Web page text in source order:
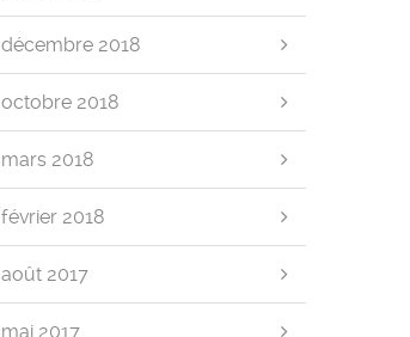
décembre 2018
octobre 2018
mars 2018
février 2018
août 2017
mai 2017